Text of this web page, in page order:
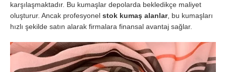
karşılaşmaktadır. Bu kumaşlar depolarda bekledikçe maliyet
oluşturur. Ancak profesyonel stok kumaş alanlar, bu kumaşları
hızlı şekilde satın alarak firmalara finansal avantaj sağlar.